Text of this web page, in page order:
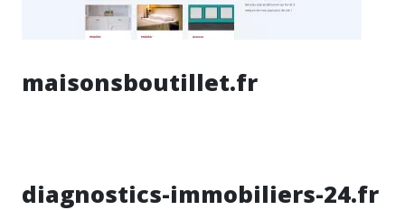
maisonsboutillet.fr
diagnostics-immobiliers-24.fr